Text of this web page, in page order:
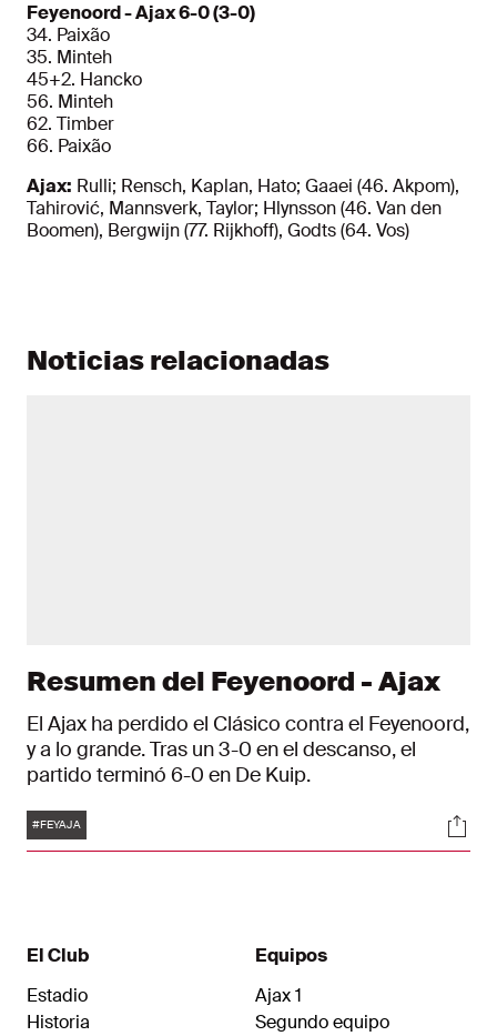
Feyenoord - Ajax 6-0 (3-0)
34. Paixão
35. Minteh
45+2. Hancko
56. Minteh
62. Timber
66. Paixão
Ajax: Rulli; Rensch, Kaplan, Hato; Gaaei (46. Akpom),
Tahirović, Mannsverk, Taylor; Hlynsson (46. Van den
Boomen), Bergwijn (77. Rijkhoff), Godts (64. Vos)
Noticias relacionadas
Resumen del Feyenoord - Ajax
El Ajax ha perdido el Clásico contra el Feyenoord,
y a lo grande. Tras un 3-0 en el descanso, el
partido terminó 6-0 en De Kuip.
Etiquetas
#FEYAJA
El Club
Estadio
Historia
Equipos
Ajax 1
Segundo equipo